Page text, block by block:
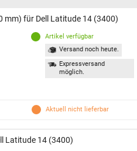
mm) für Dell Latitude 14 (3400)
Artikel verfügbar
Versand noch heute.
Expressversand
möglich.
Aktuell nicht lieferbar
Latitude 14 (3400)